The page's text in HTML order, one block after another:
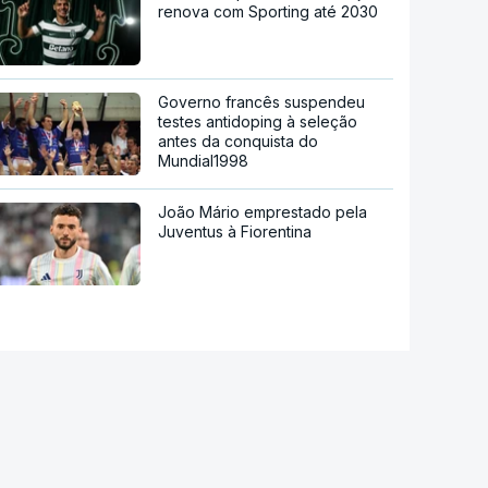
renova com Sporting até 2030
Governo francês suspendeu
testes antidoping à seleção
antes da conquista do
Mundial1998
João Mário emprestado pela
Juventus à Fiorentina